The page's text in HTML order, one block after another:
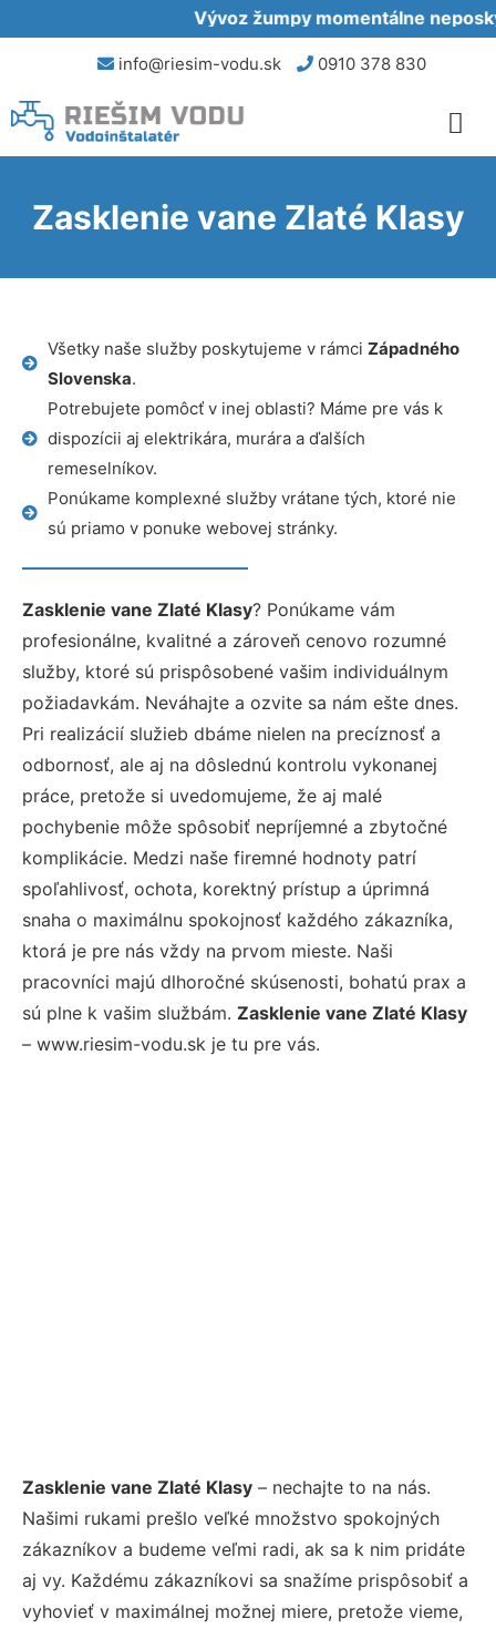
Vývoz žumpy momentálne
info@riesim-vodu.sk 0910 378 830
Zasklenie vane Zlaté Klasy
Všetky naše služby poskytujeme v rámci Západného
Slovenska.
Potrebujete pomôcť v inej oblasti? Máme pre vás k
dispozícii aj elektrikára, murára a ďalších
remeselníkov.
Ponúkame komplexné služby vrátane tých, ktoré nie
sú priamo v ponuke webovej stránky.
Zasklenie vane Zlaté Klasy? Ponúkame vám
profesionálne, kvalitné a zároveň cenovo rozumné
služby, ktoré sú prispôsobené vašim individuálnym
požiadavkám. Neváhajte a ozvite sa nám ešte dnes.
Pri realizácií služieb dbáme nielen na precíznosť a
odbornosť, ale aj na dôslednú kontrolu vykonanej
práce, pretože si uvedomujeme, že aj malé
pochybenie môže spôsobiť nepríjemné a zbytočné
komplikácie. Medzi naše firemné hodnoty patrí
spoľahlivosť, ochota, korektný prístup a úprimná
snaha o maximálnu spokojnosť každého zákazníka,
ktorá je pre nás vždy na prvom mieste. Naši
pracovníci majú dlhoročné skúsenosti, bohatú prax a
sú plne k vašim službám. Zasklenie vane Zlaté Klasy
– www.riesim-vodu.sk je tu pre vás.
Zasklenie vane Zlaté Klasy – nechajte to na nás.
Našimi rukami prešlo veľké množstvo spokojných
zákazníkov a budeme veľmi radi, ak sa k nim pridáte
aj vy. Každému zákazníkovi sa snažíme prispôsobiť a
vyhovieť v maximálnej možnej miere, pretože vieme,